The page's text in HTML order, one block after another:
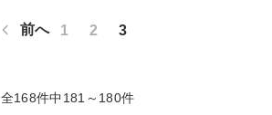
前へ 1 2 3
全168件中181～180件